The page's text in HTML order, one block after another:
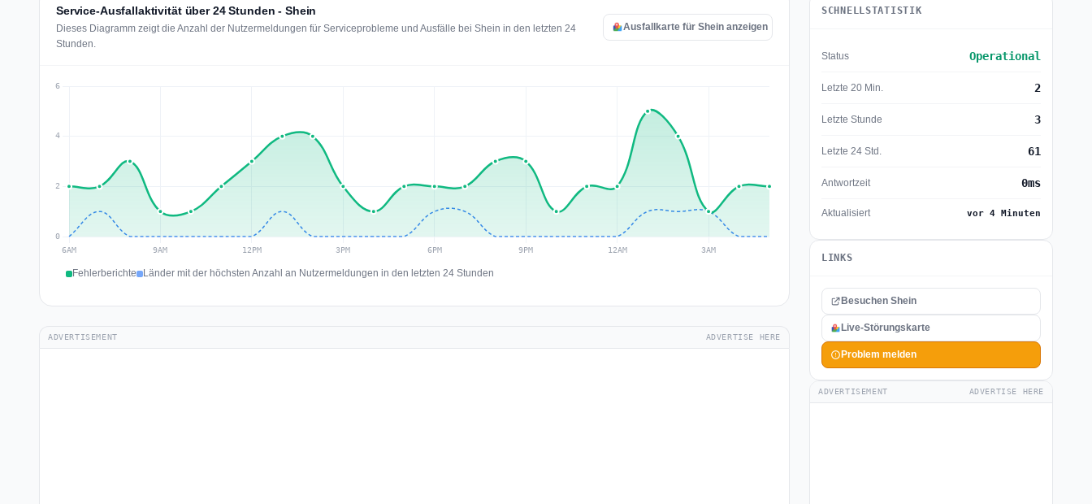
Service-Ausfallaktivität über 24 Stunden - Shein
Dieses Diagramm zeigt die Anzahl der Nutzermeldungen für Serviceprobleme und Ausfälle bei Shein in den letzten 24
Stunden.
Ausfallkarte für Shein anzeigen
Fehlerberichte Länder mit der höchsten Anzahl an Nutzermeldungen in den letzten 24 Stunden
ADVERTISEMENT ADVERTISE HERE
SCHNELLSTATISTIK
Status Operational
Letzte 20 Min. 2
Letzte Stunde 3
Letzte 24 Std. 61
Antwortzeit 0ms
Aktualisiert vor 4 Minuten
LINKS
Besuchen Shein
Live-Störungskarte
Problem melden
ADVERTISEMENT ADVERTISE HERE